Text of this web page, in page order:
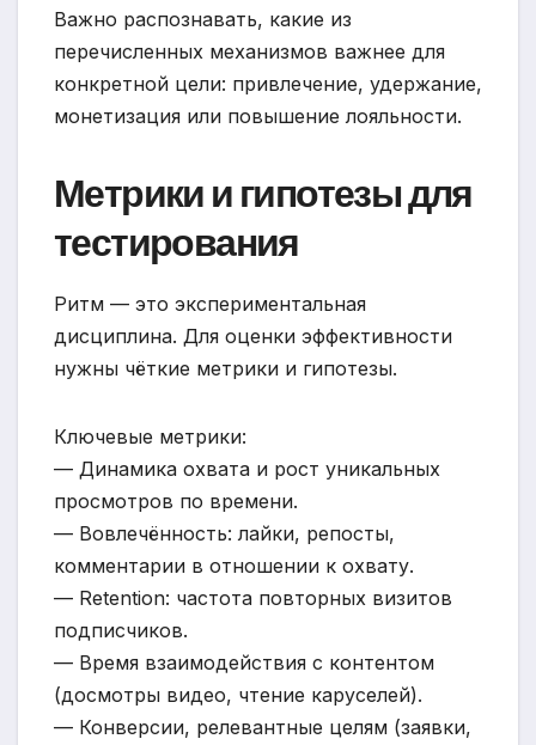
Важно распознавать, какие из
перечисленных механизмов важнее для
конкретной цели: привлечение, удержание,
монетизация или повышение лояльности.
Метрики и гипотезы для
тестирования
Ритм — это экспериментальная
дисциплина. Для оценки эффективности
нужны чёткие метрики и гипотезы.
Ключевые метрики:
— Динамика охвата и рост уникальных
просмотров по времени.
— Вовлечённость: лайки, репосты,
комментарии в отношении к охвату.
— Retention: частота повторных визитов
подписчиков.
— Время взаимодействия с контентом
(досмотры видео, чтение каруселей).
— Конверсии, релевантные целям (заявки,